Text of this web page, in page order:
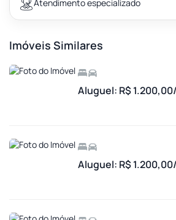
Atendimento especializado
Imóveis Similares
Aluguel: R$
Aluguel: R$